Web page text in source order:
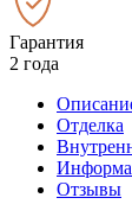
Гарантия
2 года
Отделка
Отзывы